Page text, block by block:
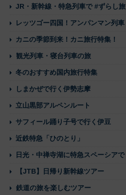
JR・新幹線・特急列車で #ずらし旅
レッツゴー四国！アンパンマン列車
カニの季節到来！カニ旅行特集！
観光列車・寝台列車の旅
冬のおすすめ国内旅行特集
しまかぜで行く伊勢志摩
立山黒部アルペンルート
サフィール踊り子号で行く伊豆
近鉄特急「ひのとり」
日光・中禅寺湖に特急スペーシアで
【JTB】日帰り新幹線ツアー
鉄道の旅を楽しむツアー